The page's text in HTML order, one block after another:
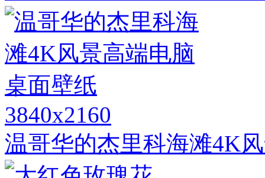
3840x2160
温哥华的杰里科海滩4K